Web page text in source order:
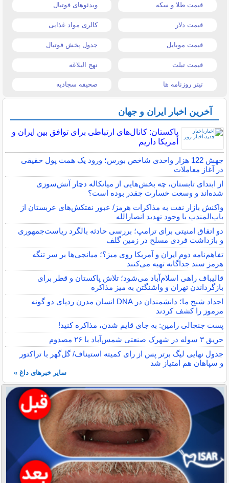
قیمت طلا و سکه ویدئوهای فوتبال
قیمت دلار کالری مواد غذایی
قیمت موبایل جدول پخش فوتبال
قیمت تبلت نهج البلاغه
تیتر روزنامه ها صحیفه سجادیه
آخرین اخبار ایران و جهان
پاکستان: کانال‌های ارتباطی برای توافق بین ایران و
آمریکا داریم
جهش 122 هزار واحدی شاخص بورس؛ ورود یک همت پول حقیقی
در آغاز معاملات
از ابتدای تابستان، چه بخش‌هایی از میانکاله دچار آتش‌سوزی
شده‌اند و وسعت خسارت چقدر بوده است؟
واکنش بازار نفت به مذاکرات هرمز/ عبور نفتکش‌های عربستان از
باب‌المندب با وجود تهدید انصارالله
دو اتفاق امنیتی برای ترامپ؛ بررسی حادثه بالگرد ریاست‌جمهوری
و بازداشت فردی مسلح در زمین گلف
تفاهم‌نامه دوم ایران و آمریکا روی میز؟؛ میانجی‌ها بر سر تنگه
هرمز سند جداگانه تهیه می‌کنند
قالیباف راهی اسلام‌آباد می‌شود؛ تلاش پاکستان و قطر برای
بازگرداندن تهران و واشنگتن به میز مذاکره
اجداد شبح ما؛ دانشمندان در DNA انسان مدرن ردپای دو گونه
مرموز را کشف کردند
پست جنجالی رامین: به جای قایم شدن، مذاکره کنید!
حریق ۳ سوله در شهرک صنعتی شمس‌آباد با ۲۶ مصدوم
جدول نهایی لیگ برتر پس از رای کمیته استیناف/ گل‌گهر با تراکتور
و سپاهان هم امتیاز شد
سایر خبرهای داغ »